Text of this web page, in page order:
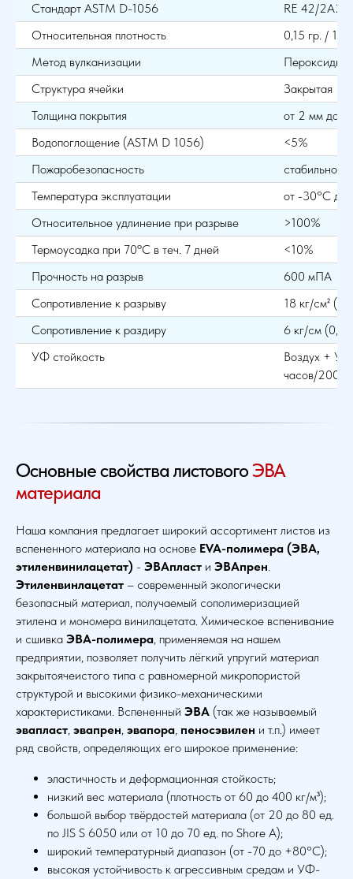
Стандарт ASTM D-1056
RE 42/2A2
Относительная плотность
0,15 гр. / 1
Метод вулканизации
Структура ячейки
Закрытая
Толщина покрытия
от 2 мм до
Водопоглощение (ASTM D 1056)
<5%
Пожаробезопасность
стабильно
Температура эксплуатации
от -30°С до
Относительное удлинение при разрыве
>100%
Термоусадка при 70ºС в теч. 7 дней
<10%
Прочность на разрыв
600 мПА
Сопротивление к разрыву
18 кг/см²
Сопротивление к раздиру
6 кг/см (0,6
УФ стойкость
Воздух +
часов/200
Основные свойства листовогоЭВА
материала
Наша компания предлагает широкий ассортимент листов из
вспененного материала на основе EVA-полимера (ЭВА,
этиленвинилацетат) - ЭВАпласт и ЭВАпрен.
Этиленвинлацетат – современный экологически
безопасный материал, получаемый сополимеризацией
этилена и мономера винилацетата. Химическое вспенивание
и сшивка ЭВА-полимера, применяемая на нашем
предприятии, позволяет получить лёгкий упругий материал
закрытоячеистого типа с равномерной микропористой
структурой и высокими физико-механическими
характеристиками. Вспененный ЭВА (так же называемый
эвапласт, эвапрен, эвапора, пеносэвилен и т.п.) имеет
ряд свойств, определяющих его широкое применение:
эластичность и деформационная стойкость;
низкий вес материала (плотность от 60 до 400 кг/м³);
большой выбор твёрдостей материала (от 20 до 80 ед.
по JIS S 6050 или от 10 до 70 ед. по Shore А);
широкий температурный диапазон (от -70 до +80°C);
высокая устойчивость к агрессивным средам и УФ-